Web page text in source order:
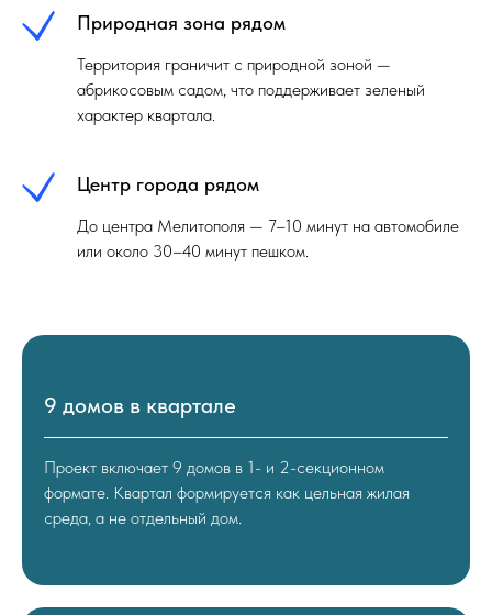
Природная зона рядом
Территория граничит с природной зоной —
абрикосовым садом, что поддерживает зеленый
характер квартала.
Центр города рядом
До центра Мелитополя — 7–10 минут на автомобиле
или около 30–40 минут пешком.
9 домов в квартале
Проект включает 9 домов в 1- и 2-секционном
формате. Квартал формируется как цельная жилая
среда, а не отдельный дом.